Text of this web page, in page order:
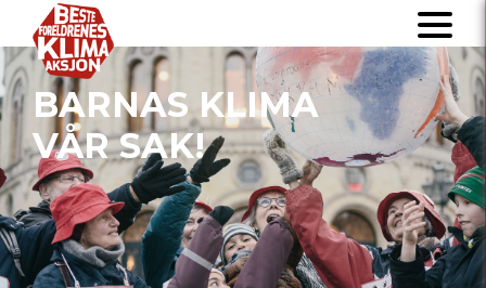
BARNAS KLIMA
VÅR SAK!